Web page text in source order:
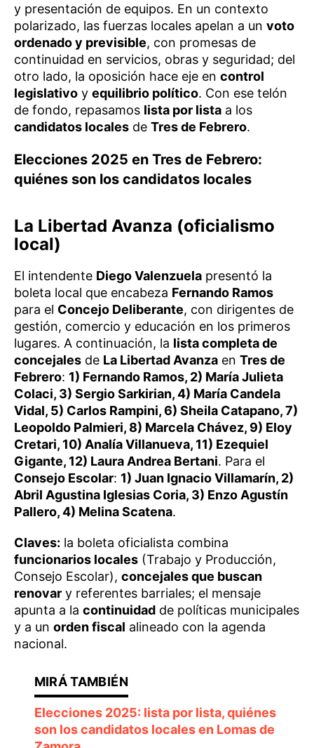
y presentación de equipos. En un contexto
polarizado, las fuerzas locales apelan a un voto
ordenado y previsible, con promesas de
continuidad en servicios, obras y seguridad; del
otro lado, la oposición hace eje en control
legislativo y equilibrio político. Con ese telón
de fondo, repasamos lista por lista a los
candidatos locales de Tres de Febrero.
Elecciones 2025 en Tres de Febrero:
quiénes son los candidatos locales
La Libertad Avanza (oficialismo
local)
El intendente Diego Valenzuela presentó la
boleta local que encabeza Fernando Ramos
para el Concejo Deliberante, con dirigentes de
gestión, comercio y educación en los primeros
lugares. A continuación, la lista completa de
concejales de La Libertad Avanza en Tres de
Febrero: 1) Fernando Ramos, 2) María Julieta
Colaci, 3) Sergio Sarkirian, 4) María Candela
Vidal, 5) Carlos Rampini, 6) Sheila Catapano, 7)
Leopoldo Palmieri, 8) Marcela Chávez, 9) Eloy
Cretari, 10) Analía Villanueva, 11) Ezequiel
Gigante, 12) Laura Andrea Bertani. Para el
Consejo Escolar: 1) Juan Ignacio Villamarín, 2)
Abril Agustina Iglesias Coria, 3) Enzo Agustín
Pallero, 4) Melina Scatena.
Claves: la boleta oficialista combina
funcionarios locales (Trabajo y Producción,
Consejo Escolar), concejales que buscan
renovar y referentes barriales; el mensaje
apunta a la continuidad de políticas municipales
y a un orden fiscal alineado con la agenda
nacional.
Elecciones 2025: lista por lista, quiénes
son los candidatos locales en Lomas de